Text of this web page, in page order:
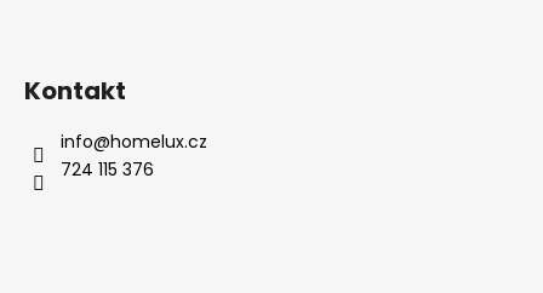
Kontakt
info@homelux.cz
724 115 376